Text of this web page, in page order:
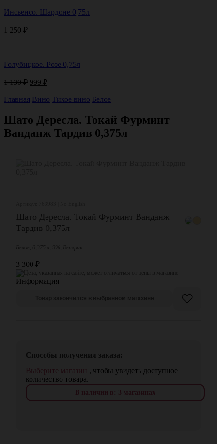
Инсьенсо. Шардоне 0,75л
1 250 ₽
Голубицкое. Розе 0,75л
1 130₽ Первоначальная
составляла
130 ₽.
999 ₽Текущая
999 ₽.
Главная Вино Тихое вино Белое
Шато Дересла. Токай Фурминт
Ванданж Тардив 0,375л
Шато Дересла. Токай Фурминт Ванданж
Тардив 0,375л
3 300 ₽
Способы получения заказа:
Выберите магазин , чтобы увидеть доступное
количество товара.
В наличии в: 3 магазинах